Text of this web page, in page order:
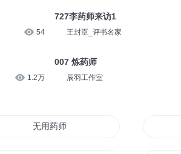
54
1.2万
727李药师来访1
王封臣_评书名家
007 炼药师
辰羽工作室
无用药师